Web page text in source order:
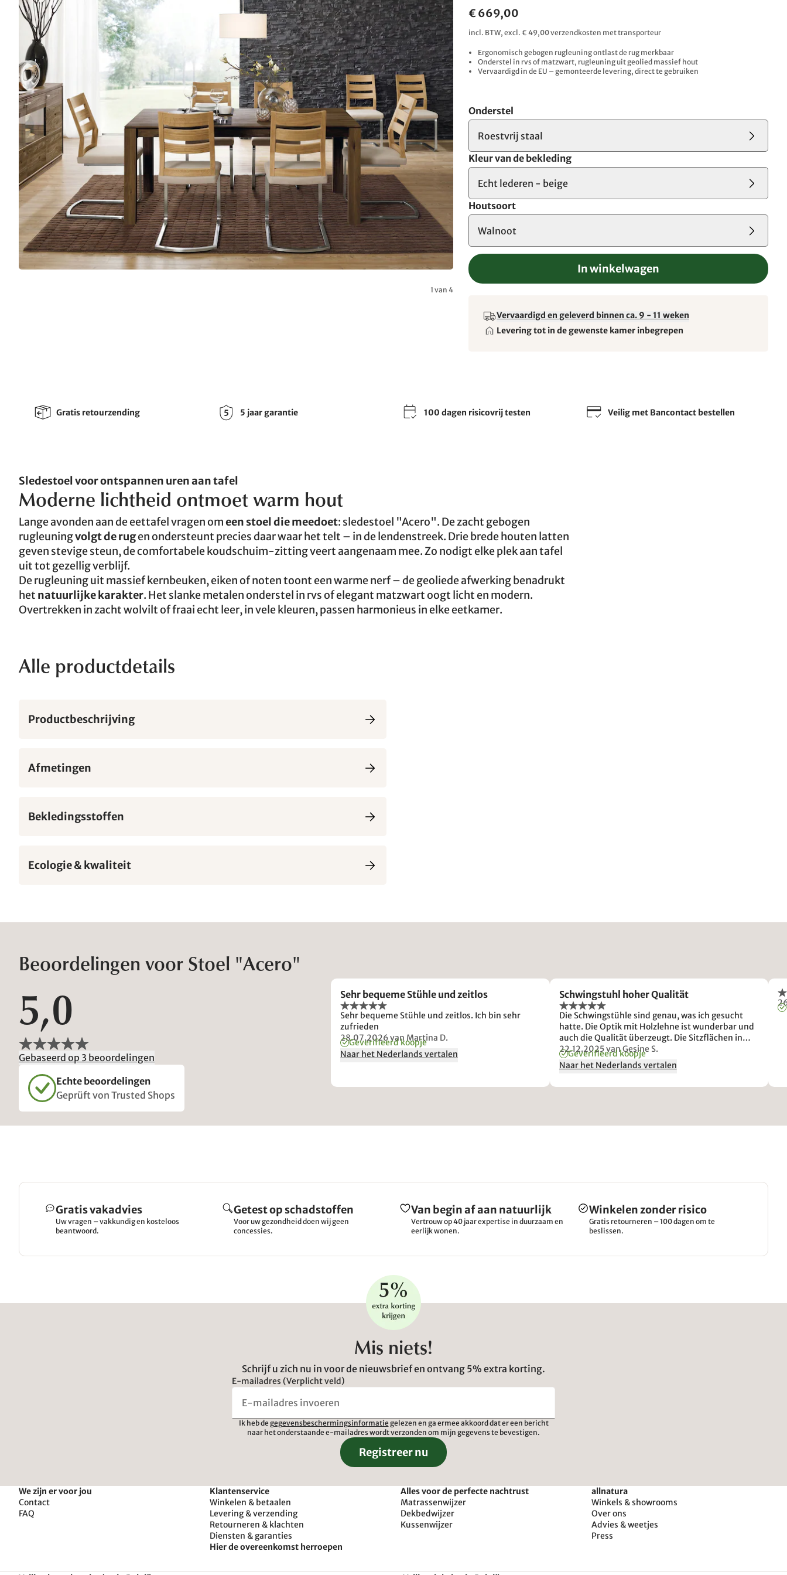
1 van 4
€ 669,00
incl. BTW, excl. € 49,00 verzendkosten met transporteur
Ergonomisch gebogen rugleuning ontlast de rug merkbaar
Onderstel in rvs of matzwart, rugleuning uit geolied massief hout
Vervaardigd in de EU – gemonteerde levering, direct te gebruiken
Onderstel
Roestvrij staal
Kleur van de bekleding
Echt lederen - beige
Houtsoort
Walnoot
In winkelwagen
Vervaardigd en geleverd binnen ca. 9 - 11 weken
Levering tot in de gewenste kamer inbegrepen
Gratis retourzending 5 jaar garantie 100 dagen risicovrij testen Veilig met Bancontact bestellen
Sledestoel voor ontspannen uren aan tafel
Moderne lichtheid ontmoet warm hout
Lange avonden aan de eettafel vragen omeen stoel die meedoet: sledestoel "Acero". De zacht gebogen
rugleuningvolgt de rugen ondersteunt precies daar waar het telt – in de lendenstreek. Drie brede houten latten
geven stevige steun, de comfortabele koudschuim-zitting veert aangenaam mee. Zo nodigt elke plek aan tafel
uit tot gezellig verblijf.
De rugleuning uit massief kernbeuken, eiken of noten toont een warme nerf – de geoliede afwerking benadrukt
het natuurlijke karakter. Het slanke metalen onderstel in rvs of elegant matzwart oogt licht en modern.
Overtrekken in zacht wolvilt of fraai echt leer, in vele kleuren, passen harmonieus in elke eetkamer.
Alle productdetails
Productbeschrijving
Afmetingen
Bekledingsstoffen
Ecologie & kwaliteit
Beoordelingen voor Stoel "Acero"
5,0
Gebaseerd op 3 beoordelingen
Echte beoordelingen
Geprüft von Trusted Shops
Sehr bequeme Stühle und zeitlos
Sehr bequeme Stühle und zeitlos. Ich bin sehr
zufrieden
28.07.2026van Martina D.
Geverifieerd koopje
Naar het Nederlands vertalen
Schwingstuhl hoher Qualität
Die Schwingstühle sind genau, was ich gesucht
hatte. Die Optik mit Holzlehne ist wunderbar und
auch die Qualität überzeugt. Die Sitzflächen in
Leder sind bequem und robust. Diese Bestellung
war eine Nachbestellung als Erweiterung von 4 auf
6 Stühle. Daran sieht man, wie zufrieden ich mit
22.12.2025van Gesine S.
Geverifieerd koopje
Naar het Nederlands vertalen
Gratis vakadvies
Uw vragen – vakkundig en kosteloos
beantwoord.
Getest op schadstoffen
Voor uw gezondheid doen wij geen
concessies.
Van begin af aan natuurlijk
Vertrouw op 40 jaar expertise in duurzaam en
eerlijk wonen.
Winkelen zonder risico
Gratis retourneren – 100 dagen om te
beslissen.
Mis niets!
Schrijf u zich nu in voor de nieuwsbrief en ontvang 5% extra korting.
E-mailadres (Verplicht veld)
Ik heb de gegevensbeschermingsinformatie gelezen en ga ermee akkoord dat er een bericht
naar het onderstaande e-mailadres wordt verzonden om mijn gegevens te bevestigen.
Registreer nu
We zijn er voor jou
Contact
FAQ
Klantenservice
Winkelen & betaalen
Levering & verzending
Retourneren & klachten
Diensten & garanties
Hier de overeenkomst herroepen
Alles voor de perfecte nachtrust
Matrassenwijzer
Dekbedwijzer
Kussenwijzer
allnatura
Winkels & showrooms
Over ons
Advies & weetjes
Press